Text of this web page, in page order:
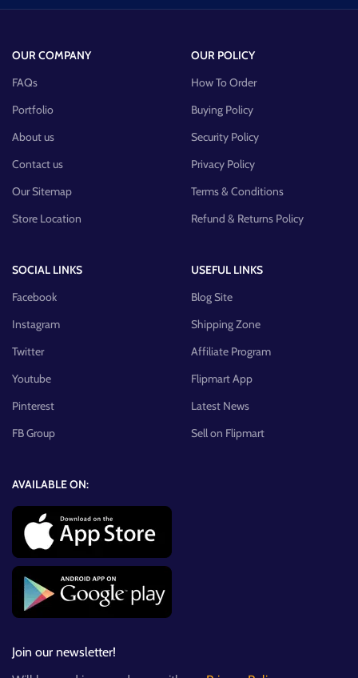
OUR COMPANY
FAQs
Portfolio
About us
Contact us
Our Sitemap
Store Location
OUR POLICY
How To Order
Buying Policy
Security Policy
Privacy Policy
Terms & Conditions
Refund & Returns Policy
SOCIAL LINKS
Facebook
Instagram
Twitter
Youtube
Pinterest
FB Group
USEFUL LINKS
Blog Site
Shipping Zone
Affiliate Program
Flipmart App
Latest News
Sell on Flipmart
AVAILABLE ON:
Join our newsletter!